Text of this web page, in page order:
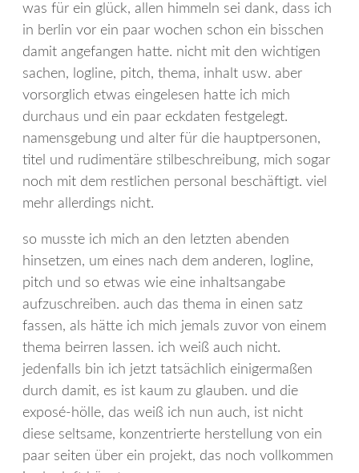
was für ein glück, allen himmeln sei dank, dass ich
in berlin vor ein paar wochen schon ein bisschen
damit angefangen hatte. nicht mit den wichtigen
sachen, logline, pitch, thema, inhalt usw. aber
vorsorglich etwas eingelesen hatte ich mich
durchaus und ein paar eckdaten festgelegt.
namensgebung und alter für die hauptpersonen,
titel und rudimentäre stilbeschreibung, mich sogar
noch mit dem restlichen personal beschäftigt. viel
mehr allerdings nicht.
so musste ich mich an den letzten abenden
hinsetzen, um eines nach dem anderen, logline,
pitch und so etwas wie eine inhaltsangabe
aufzuschreiben. auch das thema in einen satz
fassen, als hätte ich mich jemals zuvor von einem
thema beirren lassen. ich weiß auch nicht.
jedenfalls bin ich jetzt tatsächlich einigermaßen
durch damit, es ist kaum zu glauben. und die
exposé-hölle, das weiß ich nun auch, ist nicht
diese seltsame, konzentrierte herstellung von ein
paar seiten über ein projekt, das noch vollkommen